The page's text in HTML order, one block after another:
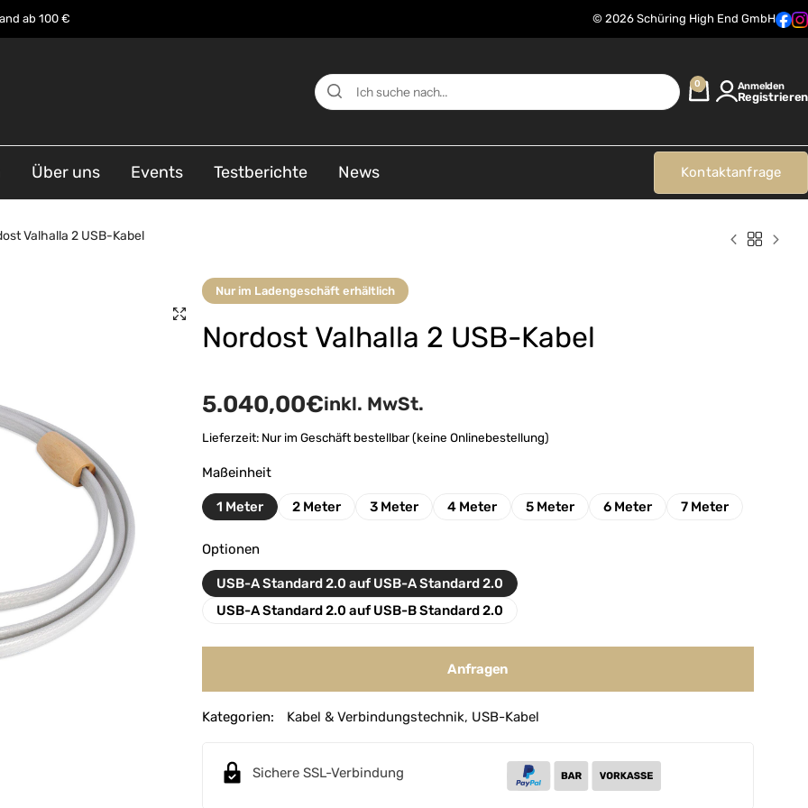
ab 100 € © 2026 Schüring High End GmbH
0 Anmelden
Registrieren
Über uns Events Testberichte News Kontaktanfrage
Valhalla 2 USB-Kabel
Nur im Ladengeschäft erhältlich
Nordost Valhalla 2 USB-Kabel
5.040,00€inkl. MwSt.
Lieferzeit: Nur im Geschäft bestellbar (keine Onlinebestellung)
Maßeinheit
1 Meter 2 Meter 3 Meter 4 Meter 5 Meter 6 Meter 7 Meter
Optionen
USB-A Standard 2.0 auf USB-A Standard 2.0
USB-A Standard 2.0 auf USB-B Standard 2.0
Anfragen
lKategorien: Kabel & Verbindungstechnik, USB-Kabel
Sichere SSL-Verbindung